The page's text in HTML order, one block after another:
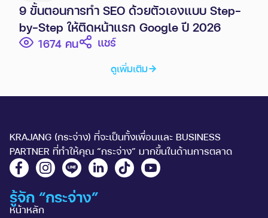
9 ขั้นตอนการทำ SEO ด้วยตัวเองแบบ Step-
by-Step ให้ติดหน้าแรก Google ปี 2026
1674 แชร์
ดูเพิ่มเติม
KRAJANG (กระจ่าง) ที่จะเป็นทั้งเพื่อนและ BUSINESS
PARTNER ที่ทำให้คุณ “กระจ่าง” มากขึ้นในด้านการตลาด
รู้จัก “กระจ่าง”
หน้าหลัก